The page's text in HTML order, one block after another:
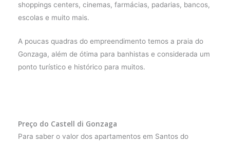
shoppings centers, cinemas, farmácias, padarias, bancos,
escolas e muito mais.
A poucas quadras do empreendimento temos a praia do
Gonzaga, além de ótima para banhistas e considerada um
ponto turístico e histórico para muitos.
Preço do Castell di Gonzaga
Para saber o valor dos apartamentos em Santos do